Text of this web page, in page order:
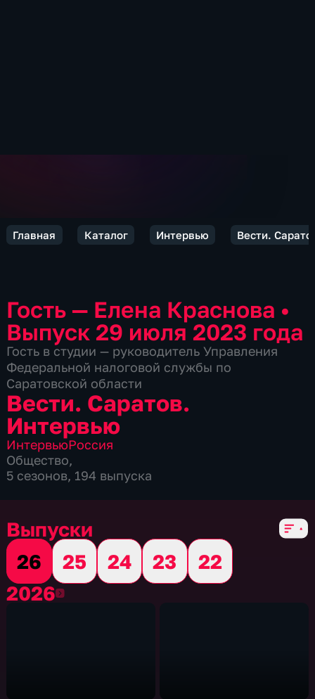
Главная Каталог Интервью Вести.
Гость — Елена Краснова •
Выпуск 29 июля 2023 года
Гость в студии — руководитель Управления
Федеральной налоговой службы по
Саратовской области
Вести. Саратов.
Интервью
ИнтервьюРоссия
Общество,
5 сезонов, 194 выпуска
Выпуски
26
25 24 23
22
20262026